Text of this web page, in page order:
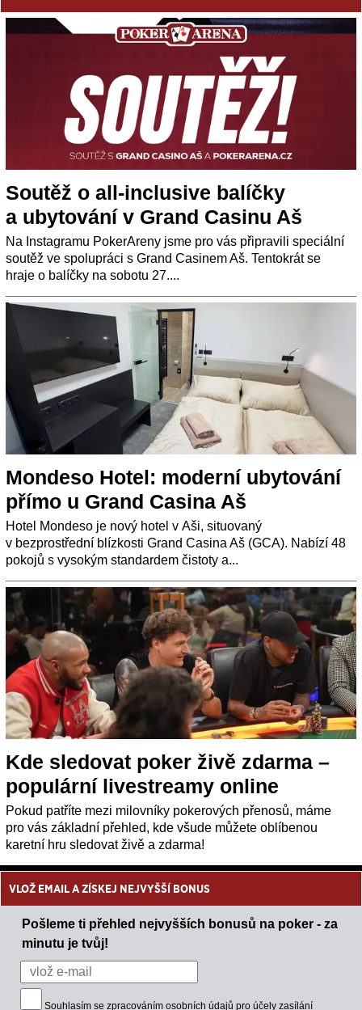
Soutěž o all-inclusive balíčky
a ubytování v Grand Casinu Aš
Na Instagramu PokerAreny jsme pro vás připravili speciální
soutěž ve spolupráci s Grand Casinem Aš. Tentokrát se
hraje o balíčky na sobotu 27....
Mondeso Hotel: moderní ubytování
přímo u Grand Casina Aš
Hotel Mondeso je nový hotel v Aši, situovaný
v bezprostřední blízkosti Grand Casina Aš (GCA). Nabízí 48
pokojů s vysokým standardem čistoty a...
Kde sledovat poker živě zdarma –
populární livestreamy online
Pokud patříte mezi milovníky pokerových přenosů, máme
pro vás základní přehled, kde všude můžete oblíbenou
karetní hru sledovat živě a zdarma!
VLOŽ EMAIL A ZÍSKEJ NEJVYŠŠÍ BONUS
Pošleme ti přehled nejvyšších bonusů na poker - za
minutu je tvůj!
Souhlasím se zpracováním osobních údajů pro účely zasílání